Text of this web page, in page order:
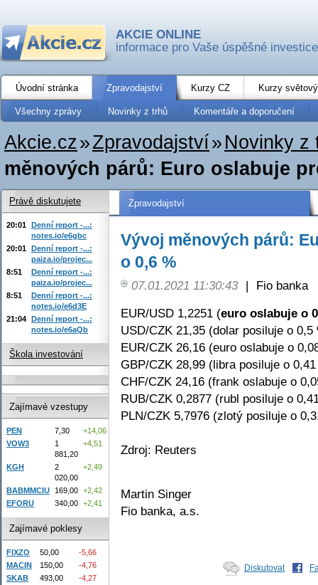
AKCIE ONLINE
informace pro Vaše úspěšné investice
Úvodní stránka Zpravodajství Kurzy CZ Kurzy
Všechny zprávy Novinky z trhů Komentáře a doporučení
Akcie.cz»Zpravodajství» Novinky z
měnových párů: Euro oslabuje
Zpravodajství
Vývoj měnových párů:
o 0,6 %
07.01.2021 11:30:43 |
Fio banka
EUR/USD 1,2251 (euro oslabuje o
USD/CZK 21,35 (dolar posiluje o 0,5
EUR/CZK 26,16 (euro oslabuje o
GBP/CZK 28,99 (libra posiluje o
CHF/CZK 24,16 (frank oslabuje o
RUB/CZK 0,2877 (rubl posiluje o
PLN/CZK 5,7976 (zlotý posiluje o
Zdroj: Reuters
Martin Singer
Fio banka, a.s.
Diskutovat
Právě diskutujete
20:01 Denní report -...:
notes.io/e6gbc
20:01 Denní report -...:
paiza.io/projec...
8:51
Denní report -...:
paiza.io/projec...
8:51
Denní report -...:
notes.io/e6d3E
21:04 Denní report -...:
notes.io/e6aQb
Škola investování
Zajímavé vzestupy
PEN 7,30
+14,06
VOW3
1
881,20
+4,51
KGH
2
020,00
+2,49
BABMMCIU 169,00 +2,42
EFORU
340,00 +2,41
Zajímavé poklesy
FIXZO 50,00
-5,66
MACIN
150,00
-4,76
SKAB
493,00
-4,27